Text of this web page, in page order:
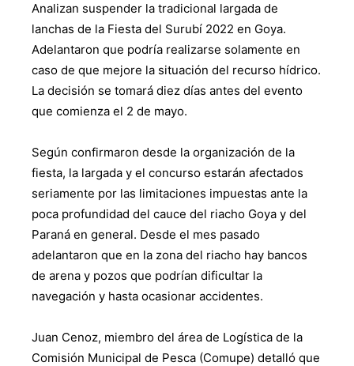
Analizan suspender la tradicional largada de
lanchas de la Fiesta del Surubí 2022 en Goya.
Adelantaron que podría realizarse solamente en
caso de que mejore la situación del recurso hídrico.
La decisión se tomará diez días antes del evento
que comienza el 2 de mayo.
Según confirmaron desde la organización de la
fiesta, la largada y el concurso estarán afectados
seriamente por las limitaciones impuestas ante la
poca profundidad del cauce del riacho Goya y del
Paraná en general. Desde el mes pasado
adelantaron que en la zona del riacho hay bancos
de arena y pozos que podrían dificultar la
navegación y hasta ocasionar accidentes.
Juan Cenoz, miembro del área de Logística de la
Comisión Municipal de Pesca (Comupe) detalló que